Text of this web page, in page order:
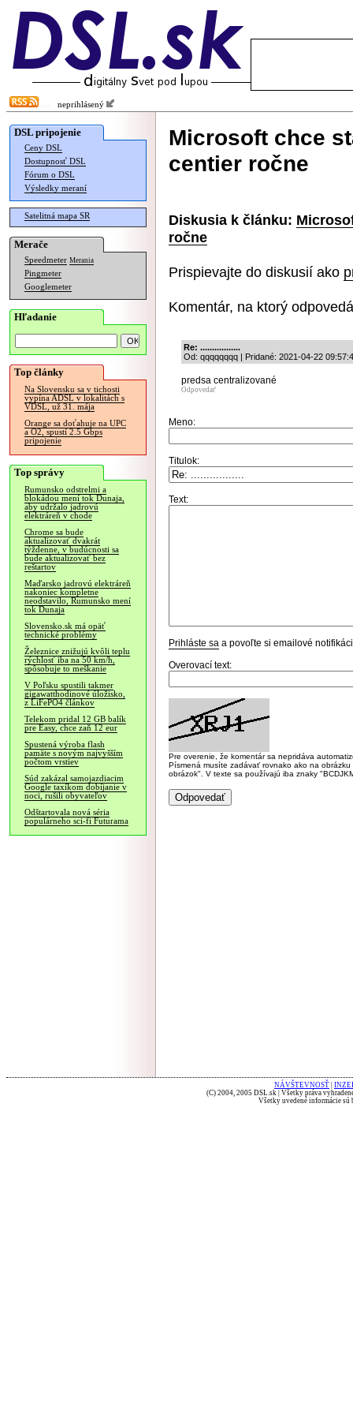
neprihlásený
DSL pripojenie
Ceny DSL
Dostupnosť DSL
Fórum o DSL
Výsledky meraní
Satelitná mapa SR
Merače
Speedmeter Merania
Pingmeter
Googlemeter
Hľadanie
Top články
Na Slovensku sa v tichosti
vypína ADSL v lokalitách s
VDSL, už 31. mája
Orange sa doťahuje na UPC
a O2, spustí 2.5 Gbps
pripojenie
Top správy
Rumunsko odstrelmi a
blokádou mení tok Dunaja,
aby udržalo jadrovú
elektráreň v chode
Chrome sa bude
aktualizovať dvakrát
týždenne, v budúcnosti sa
bude aktualizovať bez
reštartov
Maďarsko jadrovú elektráreň
nakoniec kompletne
neodstavilo, Rumunsko mení
tok Dunaja
Slovensko.sk má opäť
technické problémy
Železnice znižujú kvôli teplu
rýchlosť iba na 50 km/h,
spôsobuje to meškanie
V Poľsku spustili takmer
gigawatthodinové úložisko,
z LiFePO4 článkov
Telekom pridal 12 GB balík
pre Easy, chce zaň 12 eur
Spustená výroba flash
pamäte s novým najvyšším
počtom vrstiev
Súd zakázal samojazdiacim
Google taxíkom dobíjanie v
noci, rušili obyvateľov
Odštartovala nová séria
populárneho sci-fi Futurama
Microsoft chce
centier ročne
Diskusia k článku:
ročne
Prispievajte do diskusií ako
Komentár, na ktorý
Re: .................
Od: qqqqqqqq | Pridané: 2021-04-22
predsa centralizované
Odpovedať
Meno:
Titulok:
Text:
Prihláste sa a povoľte si emailové
Overovací text:
Pre overenie, že komentár sa nepridáva
Písmená musíte zadávať rovnako ako na
obrázok". V texte sa používajú iba znaky
NÁVŠTEVNOSŤ
(C) 2004, 2005 DSL.sk | Všetky práva
Všetky uvedené informácie sú